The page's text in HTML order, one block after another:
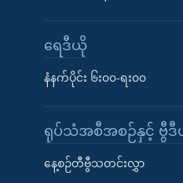
ရေဒီယို
နံနက်ပိုင်း ၆း၀၀-ရး၀၀
ရုပ်သံအစီအစဉ်နှင့် ဗွီဒီ
နေ့စဉ်တီဗွီသတင်းလွှာ